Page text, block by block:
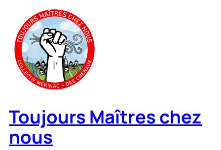
contenu
Toujours Maîtres chez
nous